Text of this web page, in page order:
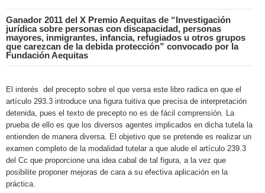
Ganador 2011 del X Premio Aequitas de “Investigación
jurídica sobre personas con discapacidad, personas
mayores, inmigrantes, infancia, refugiados u otros grupos
que carezcan de la debida protección” convocado por la
Fundación Aequitas
El interés del precepto sobre el que versa este libro radica en que el
artículo 293.3 introduce una figura tuitiva que precisa de interpretación
detenida, pues el texto de precepto no es de fácil comprensión. La
prueba de ello es que los diversos agentes implicados en dicha tutela la
entienden de manera diversa. El objetivo que se pretende es realizar un
examen completo de la modalidad tutelar a que alude el artículo 239.3
del Cc que proporcione una idea cabal de tal figura, a la vez que
posibilite proponer mejoras de cara a su efectiva aplicación en la
práctica.